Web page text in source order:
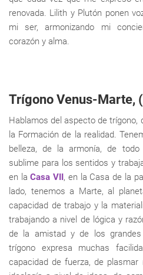
renovada. Lilith y Plutón ponen
mi ser, armonizando mi
corazón y alma.
Trígono Venus-Marte,
Hablamos del aspecto de trígono,
la Formación de la realidad.
belleza, de la armonía, de
sublime para los sentidos y
en laCasa VII, en la Casa de la
lado, tenemos a Marte, al
capacidad de trabajo y la
trabajando a nivel de lógica y
de la amistad y de los
trígono expresa muchas
capacidad de fuerza, de